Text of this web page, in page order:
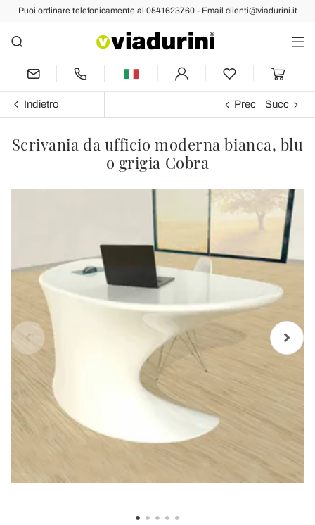
Puoi ordinare telefonicamente al 0541623760 - Email clienti@viadurini.it
Indietro Prec Succ
Scrivania da ufficio moderna bianca, blu
o grigia Cobra